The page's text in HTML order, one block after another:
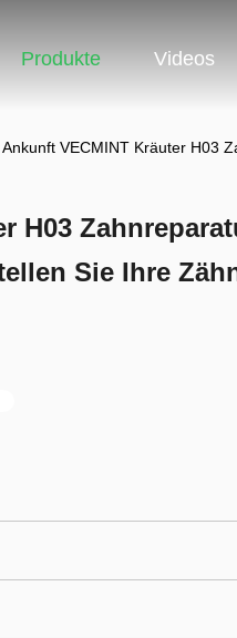
Produkte Videos
Ankunft VECMINT Kräuter H03
H03
Sie Ihre